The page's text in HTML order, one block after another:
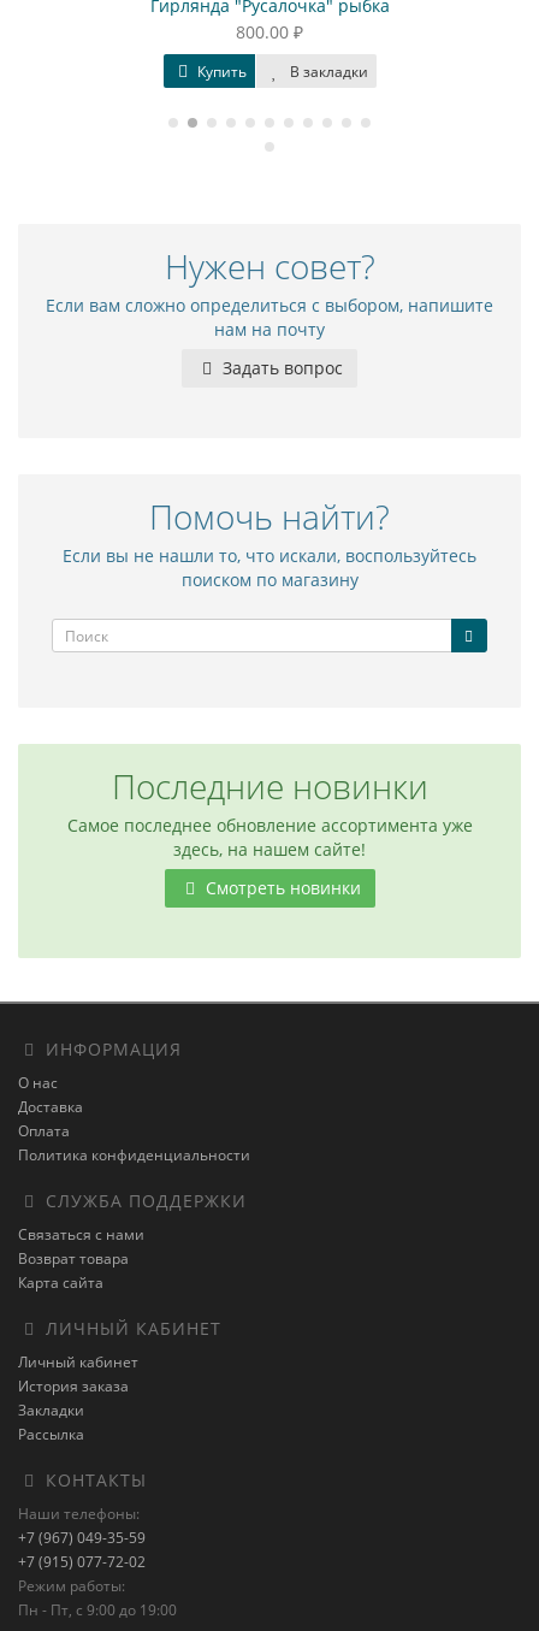
Гирлянда "Русалочка" рыбка
800.00 ₽
Купить В закладки
Нужен совет?
Если вам сложно определиться с выбором, напишите
нам на почту
Задать вопрос
Помочь найти?
Если вы не нашли то, что искали, воспользуйтесь
поиском по магазину
Последние новинки
Самое последнее обновление ассортимента уже
здесь, на нашем сайте!
Смотреть новинки
ИНФОРМАЦИЯ
О нас
Доставка
Оплата
Политика конфиденциальности
СЛУЖБА ПОДДЕРЖКИ
Связаться с нами
Возврат товара
Карта сайта
ЛИЧНЫЙ КАБИНЕТ
Личный кабинет
История заказа
Закладки
Рассылка
КОНТАКТЫ
Наши телефоны:
+7 (967) 049-35-59
+7 (915) 077-72-02
Режим работы:
Пн - Пт, с 9:00 до 19:00